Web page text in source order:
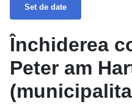
Set de date
Închiderea
Peter am